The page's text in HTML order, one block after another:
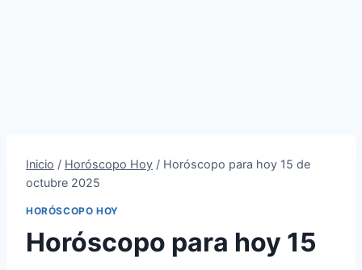
Inicio / Horóscopo Hoy / Horóscopo para hoy 15 de
octubre 2025
HORÓSCOPO HOY
Horóscopo para hoy 15